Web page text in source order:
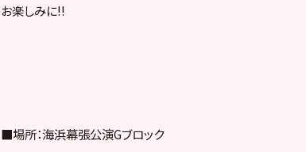
お楽しみに!!
■場所：海浜幕張公演Gブロック